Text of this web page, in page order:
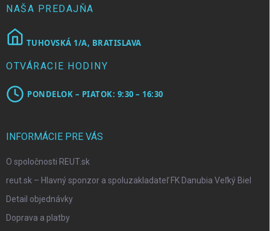
NAŠA PREDAJŇA
TUHOVSKÁ 1/A, BRATISLAVA
OTVÁRACIE HODINY
PONDELOK – PIATOK: 9:30 – 16:30
INFORMÁCIE PRE VÁS
O spoločnosti REUT.sk
reut.sk – Hlavný sponzor a spoluzakladateľ FK Danubia Veľký Biel
Detail objednávky
Doprava a platby